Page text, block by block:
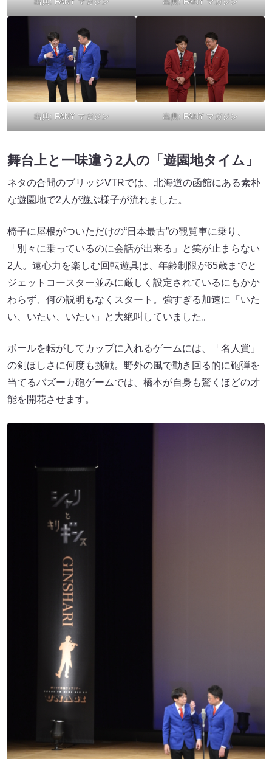
出典: FANY マガジン 出典: FANY マガジン
舞台上と一味違う2人の「遊園地タイム」
ネタの合間のブリッジVTRでは、北海道の函館にある素朴
な遊園地で2人が遊ぶ様子が流れました。
椅子に屋根がついただけの“日本最古”の観覧車に乗り、
「別々に乗っているのに会話が出来る」と笑が止まらない
2人。遠心力を楽しむ回転遊具は、年齢制限が65歳までと
ジェットコースター並みに厳しく設定されているにもかか
わらず、何の説明もなくスタート。強すぎる加速に「いた
い、いたい、いたい」と大絶叫していました。
ボールを転がしてカップに入れるゲームには、「名人賞」
の剣ほしさに何度も挑戦。野外の風で動き回る的に砲弾を
当てるバズーカ砲ゲームでは、橋本が自身も驚くほどの才
能を開花させます。